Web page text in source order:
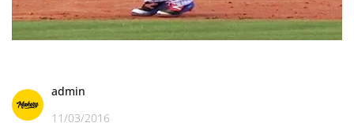
admin
11/03/2016